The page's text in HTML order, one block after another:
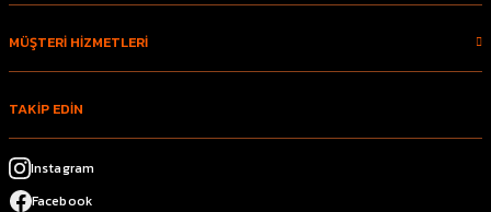
MÜŞTERİ HİZMETLERİ
TAKİP EDİN
Instagram
Facebook